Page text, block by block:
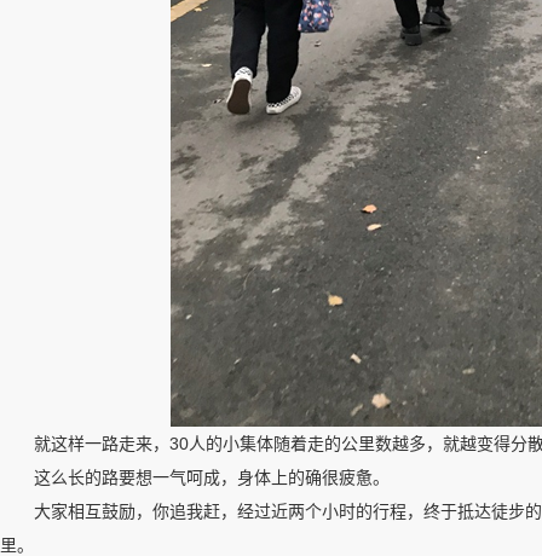
就这样一路走来，30人的小集体随着走的公里数越多，就越变得分
这么长的路要想一气呵成，身体上的确很疲惫。
大家相互鼓励，你追我赶，经过近两个小时的行程，终于抵达徒步的
里。